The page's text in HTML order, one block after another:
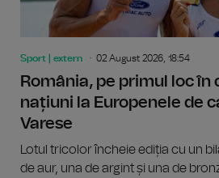
Sport | extern 02 August 2026, 18:54
România, pe primul loc în
națiuni la Europenele de
Varese
Lotul tricolor încheie ediția cu un
de aur, una de argint și una de